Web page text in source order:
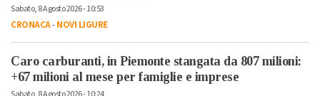
Sabato, 8 Agosto 2026 - 10:53
CRONACA-NOVI LIGURE
Caro carburanti, in Piemonte stangata da 807 milioni:
+67 milioni al mese per famiglie e imprese